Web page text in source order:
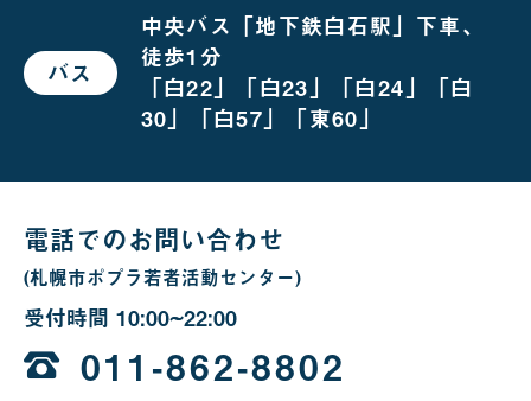
場
合
バス で
お
場
中央バス「地下鉄白石駅」下車、
徒歩1分
「白22」「白23」「白24」「白
30」「白57」「東60」
電話でのお問い合わせ
(札幌市ポプラ若者活動センター)
受付時間 10:00~22:00
時
か
011-862-8802